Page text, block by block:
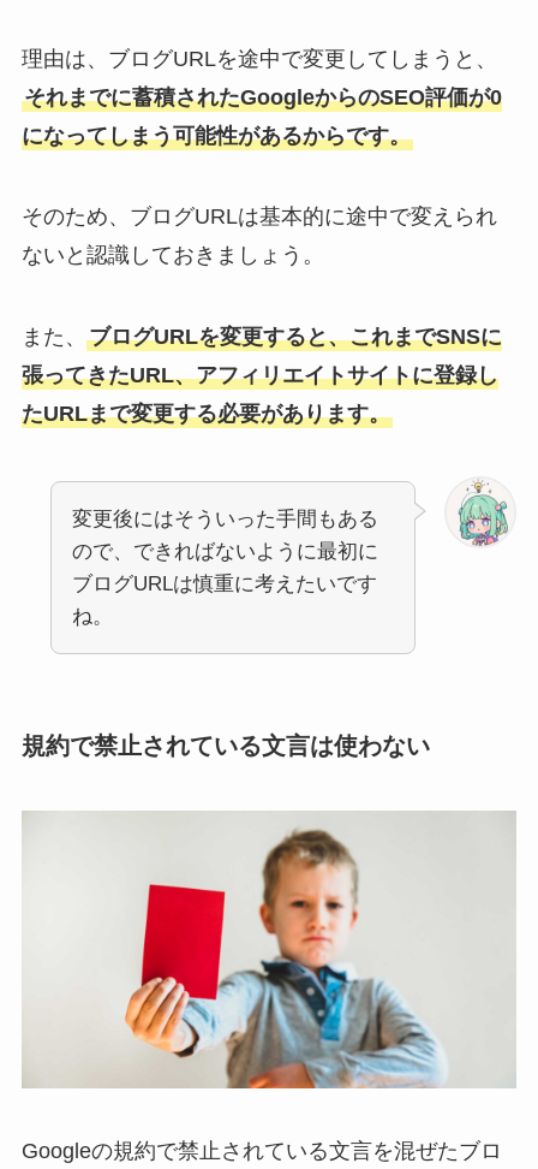
理由は、ブログURLを途中で変更してしまうと、
それまでに蓄積されたGoogleからのSEO評価が0
になってしまう可能性があるからです。
そのため、ブログURLは基本的に途中で変えられ
ないと認識しておきましょう。
また、 ブログURLを変更すると、これまでSNSに
張ってきたURL、アフィリエイトサイトに登録し
たURLまで変更する必要があります。
変更後にはそういった手間もある
ので、できればないように最初に
ブログURLは慎重に考えたいです
ね。
規約で禁止されている文言は使わない
Googleの規約で禁止されている文言を混ぜたブロ